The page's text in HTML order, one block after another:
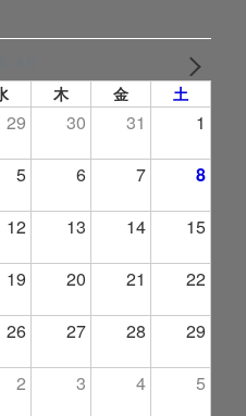
木 金 土
29 30 31 1
5 6 7 8
12 13 14 15
19 20 21 22
26 27 28 29
2 3 4 5